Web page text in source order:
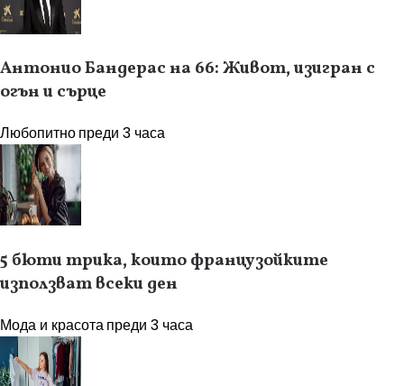
Антонио Бандерас на 66: Живот, изигран с
огън и сърце
Любопитнопреди 3 часа
5 бюти трика, които французойките
използват всеки ден
Мода и красотапреди 3 часа